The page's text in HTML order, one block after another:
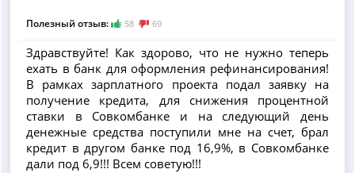
Полезный отзыв: 58 69
Здравствуйте! Как здорово, что не нужно теперь
ехать в банк для оформления рефинансирования!
В рамках зарплатного проекта подал заявку на
получение кредита, для снижения процентной
ставки в Совкомбанке и на следующий день
денежные средства поступили мне на счет, брал
кредит в другом банке под 16,9%, в Совкомбанке
дали под 6,9!!! Всем советую!!!